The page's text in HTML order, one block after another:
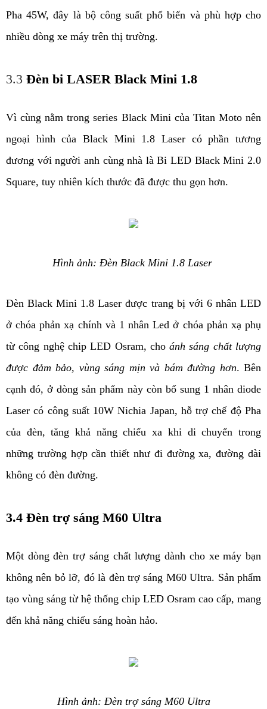
Pha 45W, đây là bộ công suất phổ biến và phù hợp cho
nhiều dòng xe máy trên thị trường.
3.3 Đèn bi LASER Black Mini 1.8
Vì cùng nằm trong series Black Mini của Titan Moto nên
ngoại hình của Black Mini 1.8 Laser có phần tương
đương với người anh cùng nhà là Bi LED Black Mini 2.0
Square, tuy nhiên kích thước đã được thu gọn hơn.
Hình ảnh: Đèn Black Mini 1.8 Laser
Đèn Black Mini 1.8 Laser được trang bị với 6 nhân LED
ở chóa phản xạ chính và 1 nhân Led ở chóa phản xạ phụ
từ công nghệ chip LED Osram, cho ánh sáng chất lượng
được đảm bảo, vùng sáng mịn và bám đường hơn. Bên
cạnh đó, ở dòng sản phẩm này còn bổ sung 1 nhân diode
Laser có công suất 10W Nichia Japan, hỗ trợ chế độ Pha
của đèn, tăng khả năng chiếu xa khi di chuyển trong
những trường hợp cần thiết như đi đường xa, đường dài
không có đèn đường.
3.4 Đèn trợ sáng M60 Ultra
Một dòng đèn trợ sáng chất lượng dành cho xe máy bạn
không nên bỏ lỡ, đó là đèn trợ sáng M60 Ultra. Sản phẩm
tạo vùng sáng từ hệ thống chip LED Osram cao cấp, mang
đến khả năng chiếu sáng hoàn hảo.
Hình ảnh: Đèn trợ sáng M60 Ultra